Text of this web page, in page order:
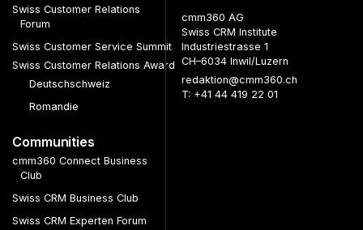
Swiss Customer Relations
Forum
Swiss Customer Service Summit
Swiss Customer Relations Award
Deutschschweiz
Romandie
Communities
cmm360 Connect Business
Club
Swiss CRM Business Club
Swiss CRM Experten Forum
cmm360 AG
Swiss CRM Institute
Industriestrasse 1
CH–6034 Inwil/Luzern
redaktion@cmm360.ch
T: +41 44 419 22 01